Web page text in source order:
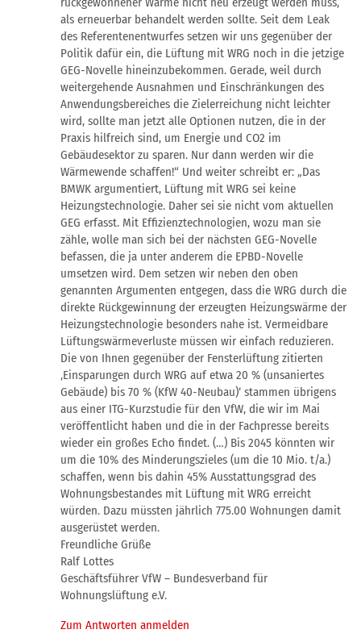
als erneuerbar behandelt werden sollte. Seit dem Leak
des Referentenentwurfes setzen wir uns gegenüber der
Politik dafür ein, die Lüftung mit WRG noch in die jetzige
GEG-Novelle hineinzubekommen. Gerade, weil durch
weitergehende Ausnahmen und Einschränkungen des
Anwendungsbereiches die Zielerreichung nicht leichter
wird, sollte man jetzt alle Optionen nutzen, die in der
Praxis hilfreich sind, um Energie und CO2 im
Gebäudesektor zu sparen. Nur dann werden wir die
Wärmewende schaffen!“ Und weiter schreibt er: „Das
BMWK argumentiert, Lüftung mit WRG sei keine
Heizungstechnologie. Daher sei sie nicht vom aktuellen
GEG erfasst. Mit Effizienztechnologien, wozu man sie
zähle, wolle man sich bei der nächsten GEG-Novelle
befassen, die ja unter anderem die EPBD-Novelle
umsetzen wird. Dem setzen wir neben den oben
genannten Argumenten entgegen, dass die WRG durch die
direkte Rückgewinnung der erzeugten Heizungswärme der
Heizungstechnologie besonders nahe ist. Vermeidbare
Lüftungswärmeverluste müssen wir einfach reduzieren.
Die von Ihnen gegenüber der Fensterlüftung zitierten
‚Einsparungen durch WRG auf etwa 20 % (unsaniertes
Gebäude) bis 70 % (KfW 40-Neubau)‘ stammen übrigens
aus einer ITG-Kurzstudie für den VfW, die wir im Mai
veröffentlicht haben und die in der Fachpresse bereits
wieder ein großes Echo findet. (…) Bis 2045 könnten wir
um die 10% des Minderungszieles (um die 10 Mio. t/a.)
schaffen, wenn bis dahin 45% Ausstattungsgrad des
Wohnungsbestandes mit Lüftung mit WRG erreicht
würden. Dazu müssten jährlich 775.00 Wohnungen damit
ausgerüstet werden.
Freundliche Grüße
Ralf Lottes
Geschäftsführer VfW – Bundesverband für
Wohnungslüftung e.V.
Zum Antworten anmelden